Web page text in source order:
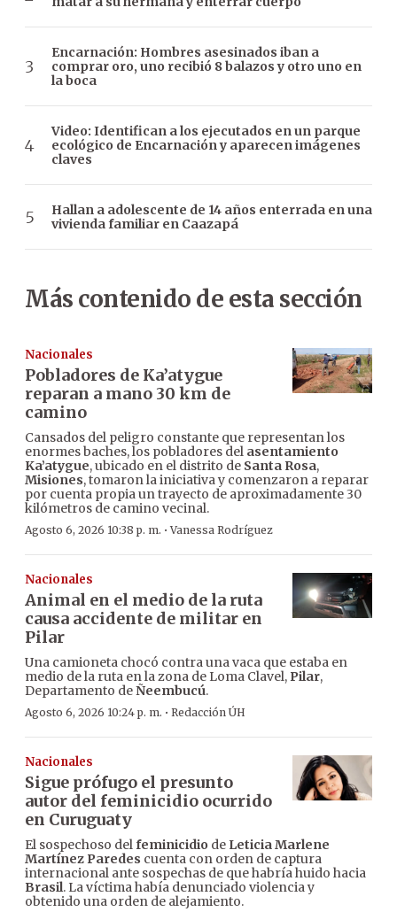
Encarnación: Hombres asesinados iban a
comprar oro, uno recibió 8 balazos y otro uno en
la boca
Video: Identifican a los ejecutados en un parque
ecológico de Encarnación y aparecen imágenes
claves
Hallan a adolescente de 14 años enterrada en una
vivienda familiar en Caazapá
Más contenido de esta sección
Nacionales
Pobladores de Ka’atygue
reparan a mano 30 km de
camino
Cansados del peligro constante que representan los
enormes baches, los pobladores del asentamiento
Ka’atygue, ubicado en el distrito de Santa Rosa,
Misiones, tomaron la iniciativa y comenzaron a reparar
por cuenta propia un trayecto de aproximadamente 30
kilómetros de camino vecinal.
Agosto 6, 2026 10:38 p. m. ·Vanessa Rodríguez
Nacionales
Animal en el medio de la ruta
causa accidente de militar en
Pilar
Una camioneta chocó contra una vaca que estaba en
medio de la ruta en la zona de Loma Clavel, Pilar,
Departamento deÑeembucú.
Agosto 6, 2026 10:24 p. m. · Redacción ÚH
Nacionales
Sigue prófugo el presunto
autor del feminicidio ocurrido
en Curuguaty
El sospechoso delfeminicidio de Leticia Marlene
Martínez Paredes cuenta con orden de captura
internacional ante sospechas de que habría huido hacia
Brasil. La víctima había denunciado violencia y
obtenido una orden de alejamiento.